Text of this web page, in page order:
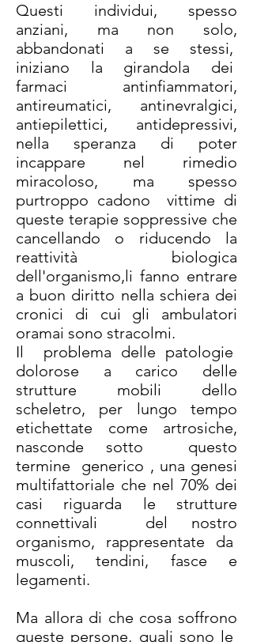
Questi individui, spesso
anziani, ma non solo,
abbandonati a se stessi,
iniziano la girandola dei
farmaci antinfiammatori,
antireumatici, antinevralgici,
antiepilettici, antidepressivi,
nella speranza di poter
incappare nel rimedio
miracoloso, ma spesso
purtroppo cadono vittime di
queste terapie soppressive che
cancellando o riducendo la
reattività biologica
dell'organismo,li fanno entrare
a buon diritto nella schiera dei
cronici di cui gli ambulatori
oramai sono stracolmi.
Il problema delle patologie
dolorose a carico delle
strutture mobili dello
scheletro, per lungo tempo
etichettate come artrosiche,
nasconde sotto questo
termine generico , una genesi
multifattoriale che nel 70% dei
casi riguarda le strutture
connettivali del nostro
organismo, rappresentate da
muscoli, tendini, fasce e
legamenti.
Ma allora di che cosa soffrono
queste persone, quali sono le